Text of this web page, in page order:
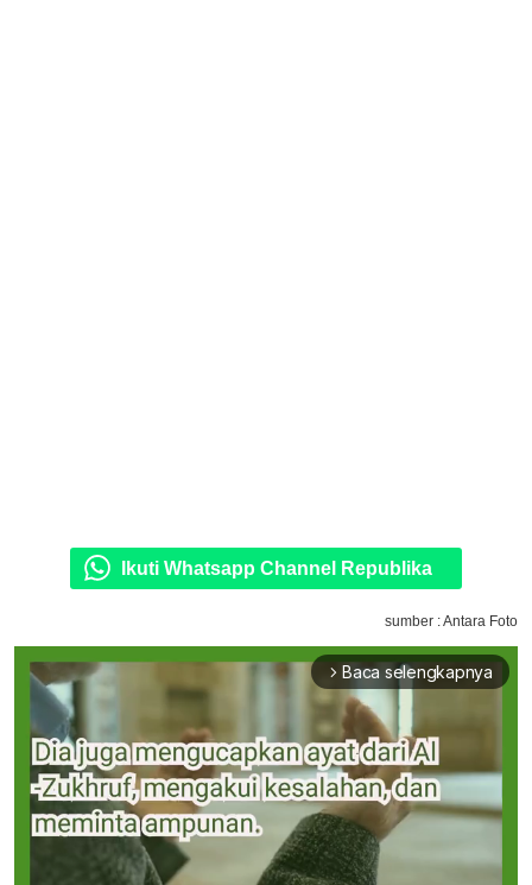
Ikuti Whatsapp Channel Republika
sumber : Antara Foto
arrow_forward_ios Baca selengkapnya